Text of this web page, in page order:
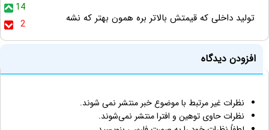
14
2
تولید داخلی که قیمتش بالاتر بره همون بهتر که نشه
افزودن دیدگاه
نظرات غیر مرتبط با موضوع خبر منتشر نمی شوند.
نظرات حاوی توهین و افترا منتشر نمی‌شوند.